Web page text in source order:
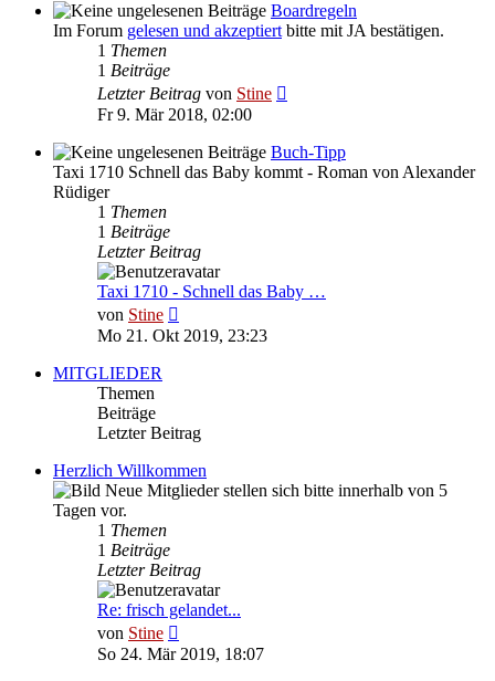
Boardregeln
Im Forum gelesen und akzeptiertbitte mit JA bestätigen.
1 Themen
1 Beiträge
Letzter Beitrag von Stine
Fr 9. Mär 2018, 02:00
Buch-Tipp
Taxi 1710 Schnell das Baby kommt - Roman von Alexander
Rüdiger
1 Themen
1 Beiträge
Letzter Beitrag
Taxi 1710 - Schnell das Baby …
von Stine
Beitrag
Mo 21. Okt 2019, 23:23
MITGLIEDER
Themen
Beiträge
Letzter Beitrag
Herzlich Willkommen
Neue Mitglieder stellen sich bitte innerhalb von 5
Tagen vor.
1 Themen
1 Beiträge
Letzter Beitrag
Re: frisch gelandet...
von Stine
Beitrag
So 24. Mär 2019, 18:07